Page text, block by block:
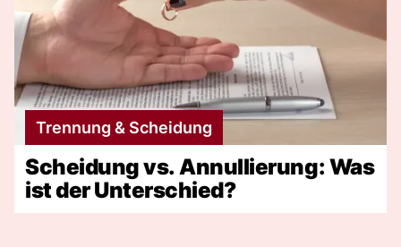
Trennung & Scheidung
Scheidung vs. Annullierung: Was
ist der Unterschied?